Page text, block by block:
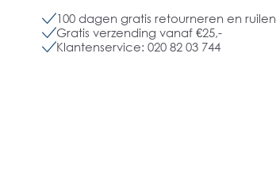
100 dagen gratis retourneren en ruilen
Gratis verzending vanaf €25,-
Klantenservice: 020 82 03 744